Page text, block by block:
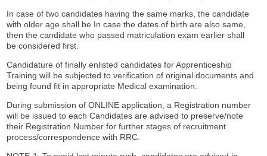
In case of two candidates having the same marks, the candidate
with older age shall be In case the dates of birth are also same,
then the candidate who passed matriculation exam earlier shall
be considered first.
Candidature of finally enlisted candidates for Apprenticeship
Training will be subjected to verification of original documents and
being found fit in appropriate Medical examination.
During submission of ONLINE application, a Registration number
will be issued to each Candidates are advised to preserve/note
their Registration Number for further stages of recruitment
process/correspondence with RRC.